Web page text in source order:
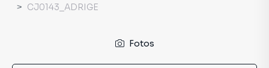
CJ0143_ADRIGE
Fotos